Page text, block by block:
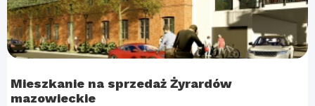
Mieszkanie na sprzedaż Żyrardów
mazowieckie